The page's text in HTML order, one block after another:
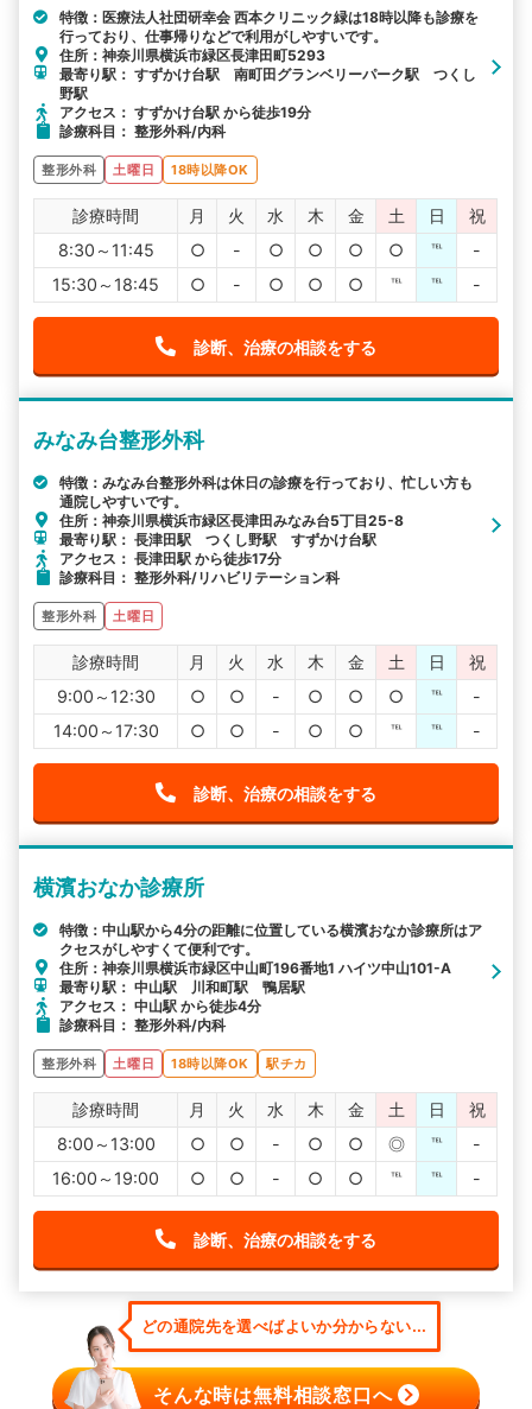
特徴：医療法人社団研幸会 西本クリニック緑は18時以降も診療を
行っており、仕事帰りなどで利用がしやすいです。
住所：神奈川県横浜市緑区長津田町5293
最寄り駅： すずかけ台駅 南町田グランベリーパーク駅 つくし
野駅
アクセス： すずかけ台駅 から徒歩19分
診療科目： 整形外科/内科
整形外科 土曜日 18時以降OK
診療時間 月 火 水 木 金 土 日
祝
8:30～11:45
○ - ○ ○ ○ ○ ℡
-
15:30～18:45
○ - ○ ○ ○ ℡ ℡ -
診断、治療の相談をする
みなみ台整形外科
特徴：みなみ台整形外科は休日の診療を行っており、忙しい方も
通院しやすいです。
住所：神奈川県横浜市緑区長津田みなみ台5丁目25-8
最寄り駅： 長津田駅 つくし野駅 すずかけ台駅
アクセス： 長津田駅 から徒歩17分
診療科目： 整形外科/リハビリテーション科
整形外科 土曜日
診療時間 月 火 水 木 金 土 日
祝
9:00～12:30
○ ○ - ○ ○ ○ ℡
-
14:00～17:30
○ ○ - ○ ○ ℡ ℡ -
診断、治療の相談をする
横濱おなか診療所
特徴：中山駅から4分の距離に位置している横濱おなか診療所はア
クセスがしやすくて便利です。
住所：神奈川県横浜市緑区中山町196番地1 ハイツ中山101-A
最寄り駅： 中山駅 川和町駅 鴨居駅
アクセス： 中山駅 から徒歩4分
診療科目： 整形外科/内科
整形外科 土曜日 18時以降OK 駅チカ
診療時間 月 火 水 木 金 土 日
祝
8:00～13:00
○ ○ - ○ ○ ◎ ℡
-
16:00～19:00
○ ○ - ○ ○ ℡ ℡ -
診断、治療の相談をする
どの通院先を選べばよいか分からない...
そんな時は無料相談窓口へ